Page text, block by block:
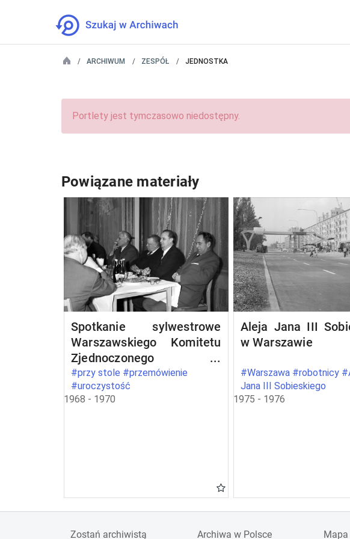
ARCHIWUM ZESPÓŁ JEDNOSTKA
Portlety jest tymczasowo niedostępny.
Powiązane materiały
Spotkanie sylwestrowe
Warszawskiego Komitetu
Zjednoczonego
Stronnictwa Ludowego w
Warszawie
#przy stole #przemówienie
#uroczystość
1968 - 1970
Aleja Jana III
w Warszawie
#Warszawa #robotnicy
Jana III Sobieskiego
1975 - 1976
Zostań archiwistą Archiwa w Polsce